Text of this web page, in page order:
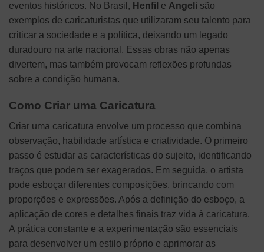
eventos históricos. No Brasil, Henfil e Angeli são
exemplos de caricaturistas que utilizaram seu talento para
criticar a sociedade e a política, deixando um legado
duradouro na arte nacional. Essas obras não apenas
divertem, mas também provocam reflexões profundas
sobre a condição humana.
Como Criar uma Caricatura
Criar uma caricatura envolve um processo que combina
observação, habilidade artística e criatividade. O primeiro
passo é estudar as características do sujeito, identificando
traços que podem ser exagerados. Em seguida, o artista
pode esboçar diferentes composições, brincando com
proporções e expressões. Após a definição do esboço, a
aplicação de cores e detalhes finais traz vida à caricatura.
A prática constante e a experimentação são essenciais
para desenvolver um estilo próprio e aprimorar as